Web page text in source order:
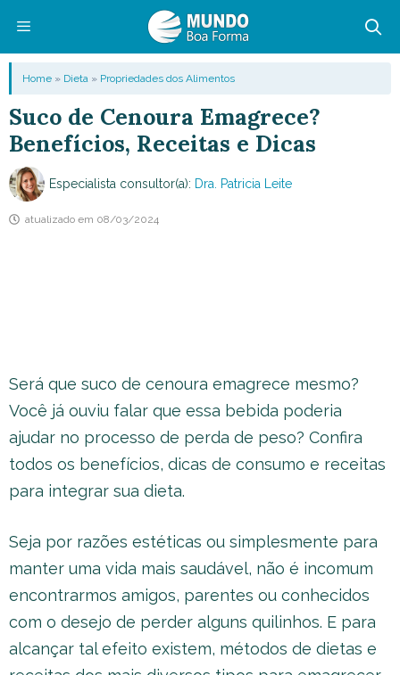
conteúdo
Menu
Home » Dieta » Propriedades dos Alimentos
Suco de Cenoura Emagrece?
Benefícios, Receitas e Dicas
Especialista consultor(a): Dra. Patricia Leite
atualizado em 08/03/2024
Será que suco de cenoura emagrece mesmo?
Você já ouviu falar que essa bebida poderia
ajudar no processo de perda de peso? Confira
todos os benefícios, dicas de consumo e receitas
para integrar sua dieta.
Seja por razões estéticas ou simplesmente para
manter uma vida mais saudável, não é incomum
encontrarmos amigos, parentes ou conhecidos
com o desejo de perder alguns quilinhos. E para
alcançar tal efeito existem, métodos de dietas e